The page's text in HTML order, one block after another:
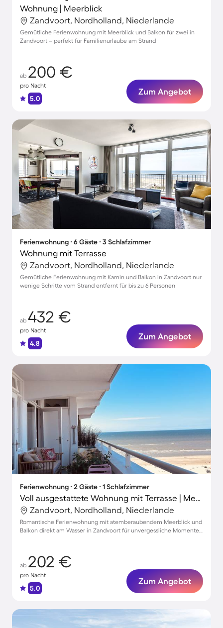
Wohnung | Meerblick
Zandvoort, Nordholland, Niederlande
Gemütliche Ferienwohnung mit Meerblick und Balkon für zwei in
Zandvoort – perfekt für Familienurlaube am Strand
ab 200 €
pro Nacht
5.0
Zum Angebot
Ferienwohnung ∙ 6 Gäste ∙ 3 Schlafzimmer
Wohnung mit Terrasse
Zandvoort, Nordholland, Niederlande
Gemütliche Ferienwohnung mit Kamin und Balkon in Zandvoort nur
wenige Schritte vom Strand entfernt für bis zu 6 Personen
ab 432 €
pro Nacht
4.8
Zum Angebot
Ferienwohnung ∙ 2 Gäste ∙ 1 Schlafzimmer
Voll ausgestattete Wohnung mit Terrasse | Meerblick | Strand in der Nähe
Zandvoort, Nordholland, Niederlande
Romantische Ferienwohnung mit atemberaubendem Meerblick und
Balkon direkt am Wasser in Zandvoort für unvergessliche Momente
ab 202 €
pro Nacht
5.0
Zum Angebot